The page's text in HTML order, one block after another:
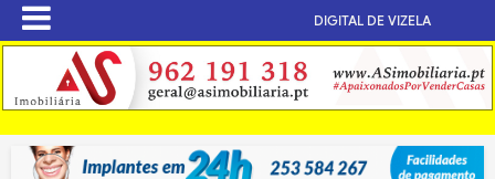
DIGITAL DE VIZELA